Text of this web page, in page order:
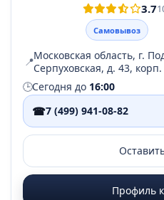
3.7
Самовывоз
📍Московская область, г.
Серпуховская, д. 43,
🕒Сегодня до 16:00
☎7 (499) 941-08-82
Профиль